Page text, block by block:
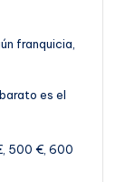
franquicia,
es el
500 €, 600